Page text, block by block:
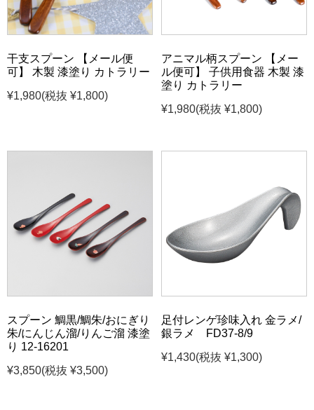
干支スプーン 【メール便
可】 木製 漆塗り カトラリー
¥1,980(税抜 ¥1,800)
アニマル柄スプーン 【メー
ル便可】 子供用食器 木製 漆
塗り カトラリー
¥1,980(税抜 ¥1,800)
スプーン 鯛黒/鯛朱/おにぎり
朱/にんじん溜/りんご溜 漆塗
り 12-16201
¥3,850(税抜 ¥3,500)
足付レンゲ珍味入れ 金ラメ/
銀ラメ FD37-8/9
¥1,430(税抜 ¥1,300)